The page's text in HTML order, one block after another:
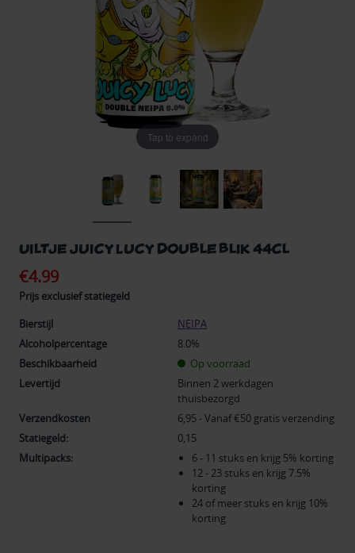
Tap to expand
Uiltje Juicy Lucy Double blik 44cl
€4.99
Prijs exclusief statiegeld
Bierstijl
NEIPA
Alcoholpercentage
8.0%
Beschikbaarheid
Op voorraad
Levertijd
Binnen 2 werkdagen
thuisbezorgd
Verzendkosten
6,95 - Vanaf €50 gratis verzending
Statiegeld:
0,15
Multipacks:
6 - 11 stuks en krijg 5% korting
12 - 23 stuks en krijg 7.5%
korting
24 of meer stuks en krijg 10%
korting